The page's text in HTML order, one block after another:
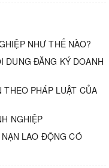
NHƯ THẾ NÀO?
DUNG ĐĂNG KÝ DOANH
PHÁP LUẬT CỦA
NGHIỆP
LAO ĐỘNG CÓ